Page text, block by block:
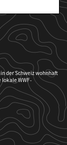
der Schweiz wohnhaft
lokale WWF-